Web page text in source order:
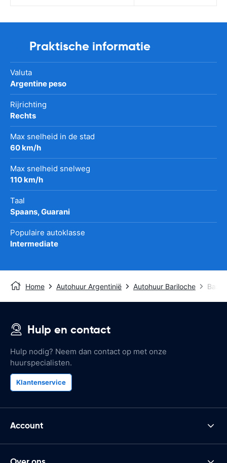
Praktische informatie
Valuta
Argentine peso
Rijrichting
Rechts
Max snelheid in de stad
60 km/h
Max snelheid snelweg
110 km/h
Taal
Spaans, Guarani
Populaire autoklasse
Intermediate
Home Autohuur Argentinië Autohuur Bariloche
Hulp en contact
Hulp nodig? Neem dan contact op met onze
huurspecialisten.
Klantenservice
Account